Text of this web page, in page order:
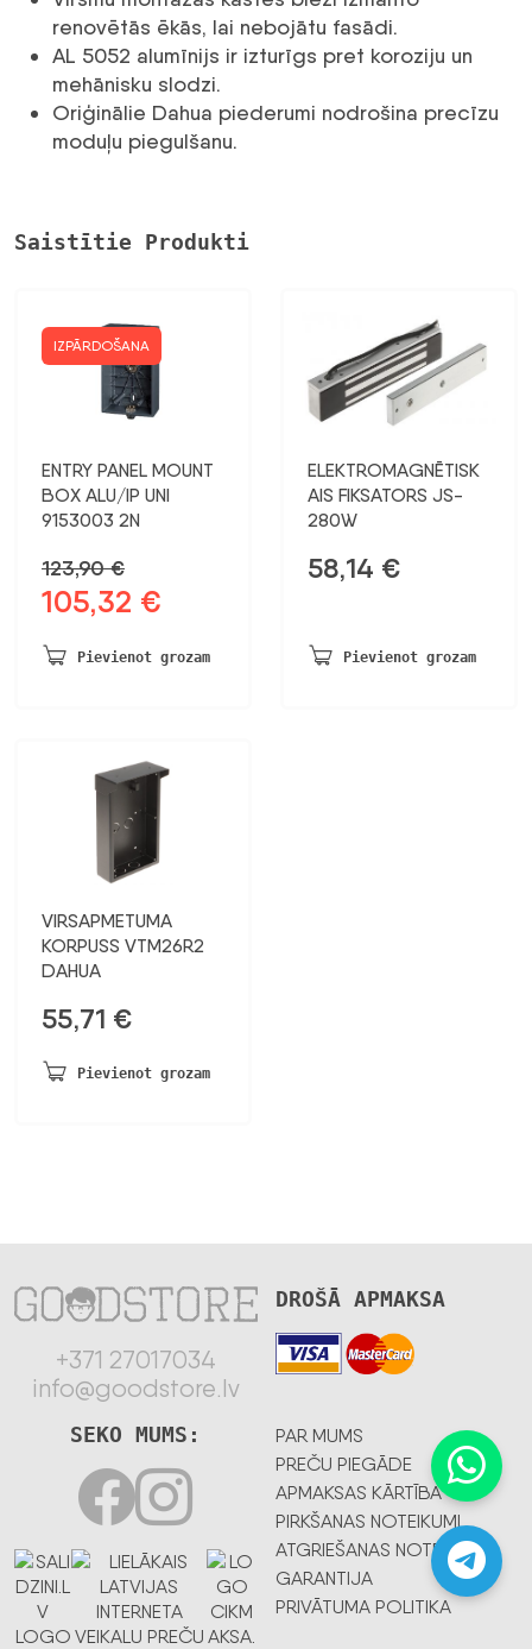
renovētās ēkās, lai nebojātu fasādi.
AL 5052 alumīnijs ir izturīgs pret koroziju un
mehānisku slodzi.
Oriģinālie Dahua piederumi nodrošina precīzu
moduļu piegulšanu.
Saistītie Produkti
IZPĀRDOŠANA
ENTRY PANEL MOUNT
BOX ALU/IP UNI
9153003 2N
123,90€
Sākotnējā
bija:
105,32 €
ir:
Pievienot grozam
ELEKTROMAGNĒTISK
AIS FIKSATORS JS-
280W
58,14 €
Pievienot grozam
VIRSAPMETUMA
KORPUSS VTM26R2
DAHUA
55,71 €
Pievienot grozam
+371 27017034
info@goodstore.lv
DROŠĀ APMAKSA
PAR MUMS
PREČU PIEGĀDE
APMAKSAS KĀRTĪBA
PIRKŠANAS NOTEIKUMI
ATGRIEŠANAS NOTEIKUMI
GARANTIJA
PRIVĀTUMA POLITIKA
SEKO MUMS: